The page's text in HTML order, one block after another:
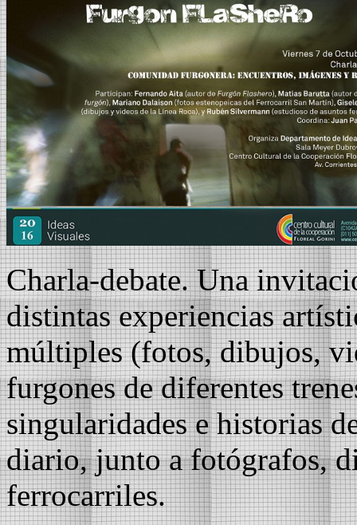
Charla-debate. Una
distintas experiencias
múltiples(fotos, dibujos,
furgones de diferentes
singularidades e historias
diario, junto a fotógrafos,
ferrocarriles.